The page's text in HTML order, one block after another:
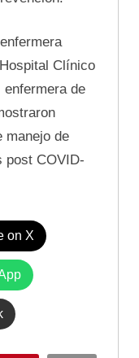
Clínico
enfermera de
manejo de
post COVID-
on X